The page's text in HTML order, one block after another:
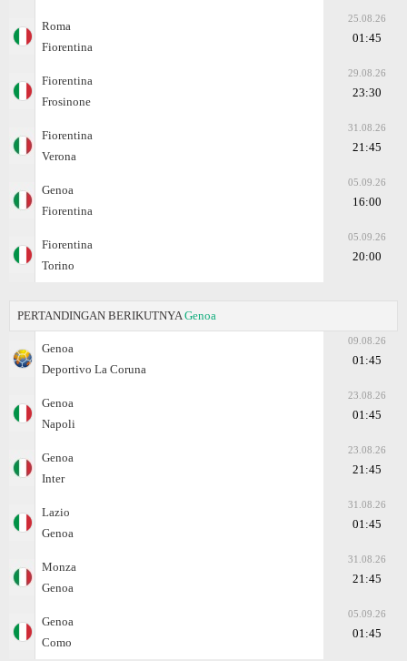
Roma
Fiorentina
25.08.26
01:45
Fiorentina
Frosinone
29.08.26
23:30
Fiorentina
Verona
31.08.26
21:45
Genoa
Fiorentina
05.09.26
16:00
Fiorentina
Torino
05.09.26
20:00
PERTANDINGAN BERIKUTNYA Genoa
Genoa
Deportivo La Coruna
09.08.26
01:45
Genoa
Napoli
23.08.26
01:45
Genoa
Inter
23.08.26
21:45
Lazio
Genoa
31.08.26
01:45
Monza
Genoa
31.08.26
21:45
Genoa
Como
05.09.26
01:45